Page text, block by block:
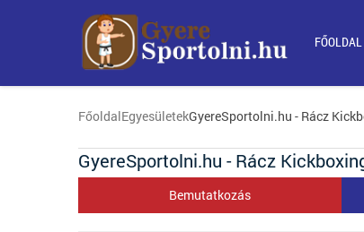
FŐOLDAL
FőoldalEgyesületekGyereSportolni.hu - Rácz
GyereSportolni.hu - Rácz
Bemutatkozás